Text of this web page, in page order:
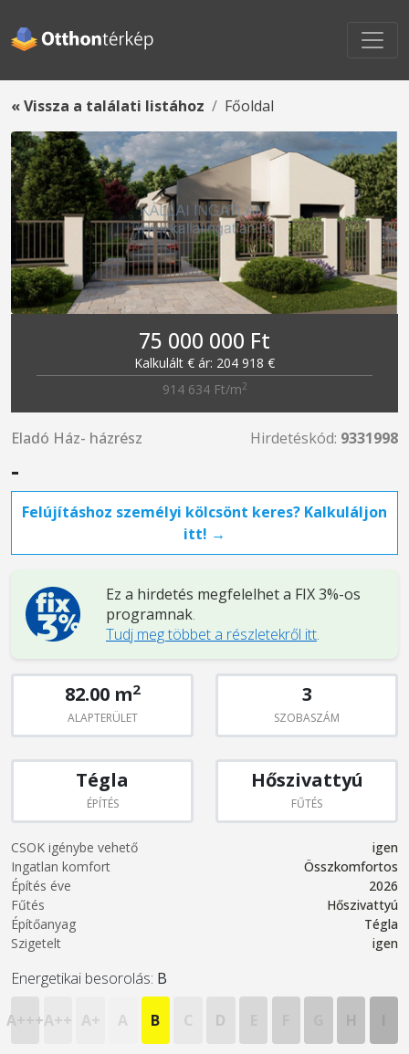
« Vissza a találati listához Főoldal
75 000 000 Ft
Kalkulált € ár: 204 918 €
914 634 Ft/m2
Eladó Ház- házrész Hirdetéskód: 9331998
-
Felújításhoz személyi kölcsönt keres? Kalkuláljon
itt! →
Ez a hirdetés megfelelhet a FIX 3%-os
programnak.
Tudj meg többet a részletekről itt.
82.00 m2
ALAPTERÜLET
3
SZOBASZÁM
Tégla
ÉPÍTÉS
Hőszivattyú
FŰTÉS
CSOK igénybe vehető
igen
Ingatlan komfort
Összkomfortos
Építés éve
2026
Fűtés
Hőszivattyú
Építőanyag
Tégla
Szigetelt
igen
Energetikai besorolás: B
A+++A++ A+ A B C D